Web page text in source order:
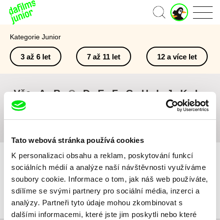
Tato webová stránka používá cookies
K personalizaci obsahu a reklam, poskytování funkcí
sociálních médií a analýze naší návštěvnosti využíváme
soubory cookie. Informace o tom, jak náš web používáte,
sdílíme se svými partnery pro sociální média, inzerci a
analýzy. Partneři tyto údaje mohou zkombinovat s
dalšími informacemi, které jste jim poskytli nebo které
Domů
J
u
o
r
ú
Kategorie Junior
3 až 6 let 7 až 11 let 12 a více let
Vše A B C D E F G H I J K
L
M
W X
Y
Z
#
Pro vybraná kritéria nebyl v katalogu nalezen žádný film.